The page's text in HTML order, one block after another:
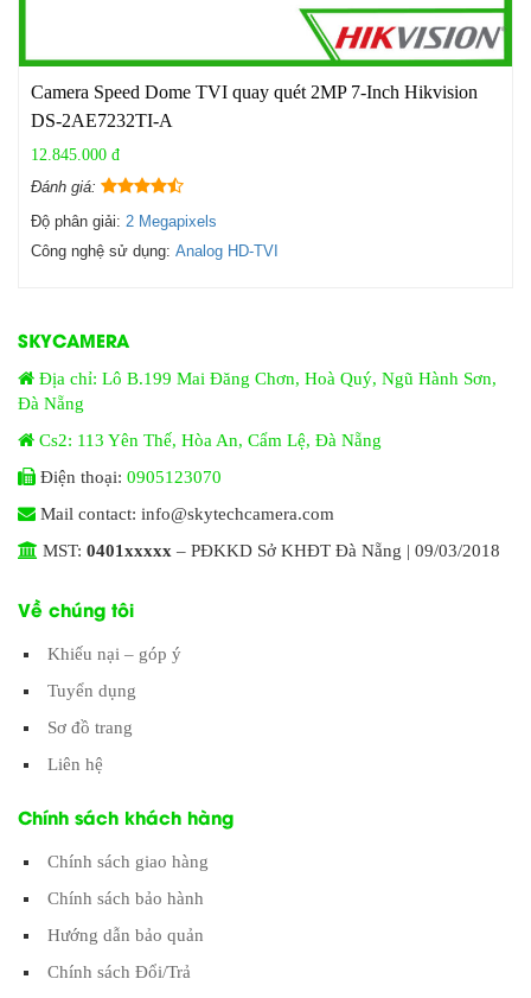
Camera Speed Dome TVI quay quét 2MP 7-Inch Hikvision
DS-2AE7232TI-A
12.845.000 đ
Đánh giá:
Độ phân giải: 2 Megapixels
Công nghệ sử dụng: Analog HD-TVI
SKYCAMERA
Địa chỉ: Lô B.199 Mai Đăng Chơn, Hoà Quý, Ngũ Hành Sơn,
Đà Nẵng
Cs2: 113 Yên Thế, Hòa An, Cẩm Lệ, Đà Nẵng
Điện thoại: 0905123070
Mail contact: info@skytechcamera.com
MST: 0401xxxxx – PĐKKD Sở KHĐT Đà Nẵng | 09/03/2018
Về chúng tôi
Khiếu nại – góp ý
Tuyển dụng
Sơ đồ trang
Liên hệ
Chính sách khách hàng
Chính sách giao hàng
Chính sách bảo hành
Hướng dẫn bảo quản
Chính sách Đổi/Trả